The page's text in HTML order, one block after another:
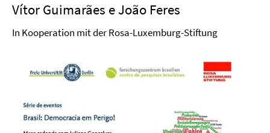
Vítor Guimarães e João Feres
In Kooperation mit der Rosa-Luxemburg-Stiftung